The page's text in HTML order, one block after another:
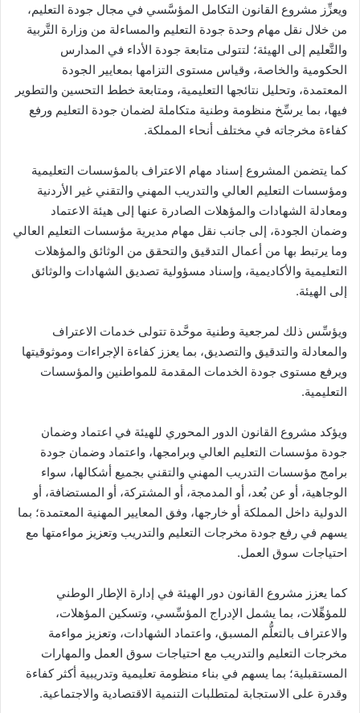
ويعزِّز مشروع القانون التكامل المؤسَّسي في مجال جودة التعليم،
من خلال نقل مهام وحدة جودة التعليم والمساءلة من وزارة التَّربية
والتَّعليم إلى الهيئة؛ لتتولى متابعة جودة الأداء في المدارس
الحكومية والخاصة، وقياس مستوى التزامها بمعايير الجودة
المعتمدة، وتحليل نتائجها التعليمية، ومتابعة خطط التحسين والتطوير
فيها، بما يرسِّخ منظومة وطنية متكاملة لضمان جودة التعليم ورفع
كفاءة مخرجاته في مختلف أنحاء المملكة.
كما يتضمن المشروع إسناد مهام الاعتراف بالمؤسسات التعليمية
ومؤسسات التعليم العالي والتدريب المهني والتقني غير الأردنية
ومعادلة الشهادات والمؤهلات الصادرة عنها إلى هيئة الاعتماد
وضمان الجودة، إلى جانب نقل مهام مديرية مؤسسات التعليم العالي
وما يرتبط بها من أعمال التدقيق والتحقق من الوثائق والمؤهلات
التعليمية والأكاديمية، وإسناد مسؤولية تصديق الشهادات والوثائق
إلى الهيئة.
ويؤسِّس ذلك لمرجعية وطنية موحَّدة تتولى خدمات الاعتراف
والمعادلة والتدقيق والتصديق، بما يعزز كفاءة الإجراءات وموثوقيتها
ويرفع مستوى جودة الخدمات المقدمة للمواطنين والمؤسسات
التعليمية.
ويؤكد مشروع القانون الدور المحوري للهيئة في اعتماد وضمان
جودة مؤسسات التعليم العالي وبرامجها، واعتماد وضمان جودة
برامج مؤسسات التدريب المهني والتقني بجميع أشكالها، سواء
الوجاهية، أو عن بُعد، أو المدمجة، أو المشتركة، أو المستضافة، أو
الدولية داخل المملكة أو خارجها، وفق المعايير المهنية المعتمدة؛ بما
يسهم في رفع جودة مخرجات التعليم والتدريب وتعزيز مواءمتها مع
احتياجات سوق العمل.
كما يعزز مشروع القانون دور الهيئة في إدارة الإطار الوطني
للمؤهِّلات، بما يشمل الإدراج المؤسِّسي، وتسكين المؤهلات،
والاعتراف بالتعلُّم المسبق، واعتماد الشهادات، وتعزيز مواءمة
مخرجات التعليم والتدريب مع احتياجات سوق العمل والمهارات
المستقبلية؛ بما يسهم في بناء منظومة تعليمية وتدريبية أكثر كفاءة
وقدرة على الاستجابة لمتطلبات التنمية الاقتصادية والاجتماعية.